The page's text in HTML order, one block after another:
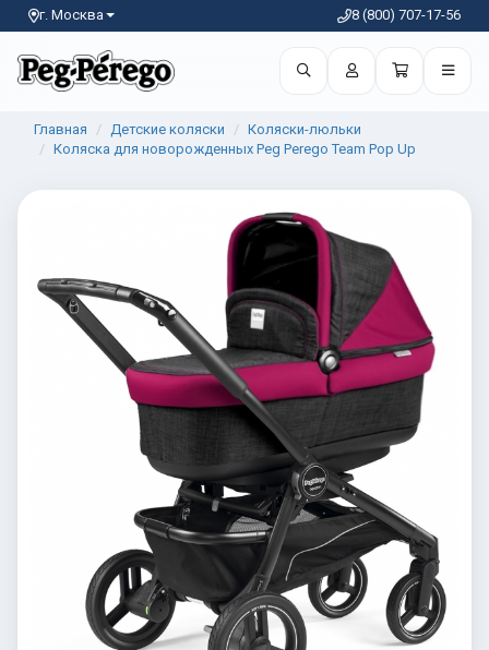
г. Москва 8 (800) 707-17-56
Главная Детские коляски
Коляски-люльки
Коляска для новорожденных Peg Perego Team Pop Up